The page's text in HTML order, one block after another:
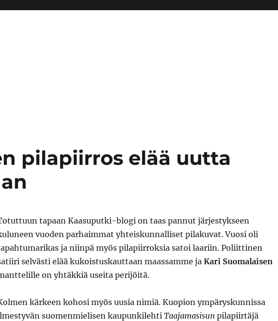
pilapiirros elää uutta
tapaan Kaasuputki-blogi on taas pannut järjestykseen
vuoden parhaimmat yhteiskunnalliset pilakuvat. Vuosi oli
ja niinpä myös pilapiirroksia satoi laariin. Poliittinen
selvästi elää kukoistuskauttaan maassamme ja Kari Suomalaisen
on yhtäkkiä useita perijöitä.
kärkeen kohosi myös uusia nimiä. Kuopion ympäryskunnissa
suomenmielisen kaupunkilehti Taajamasisun pilapiirtäjä